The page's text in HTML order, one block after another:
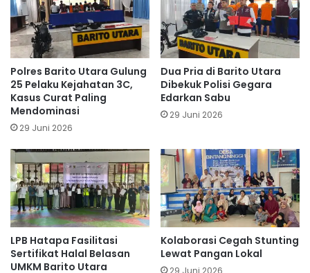
Polres Barito Utara Gulung
25 Pelaku Kejahatan 3C,
Kasus Curat Paling
Mendominasi
29 Juni 2026
Dua Pria di Barito Utara
Dibekuk Polisi Gegara
Edarkan Sabu
29 Juni 2026
LPB Hatapa Fasilitasi
Sertifikat Halal Belasan
UMKM Barito Utara
Kolaborasi Cegah Stunting
Lewat Pangan Lokal